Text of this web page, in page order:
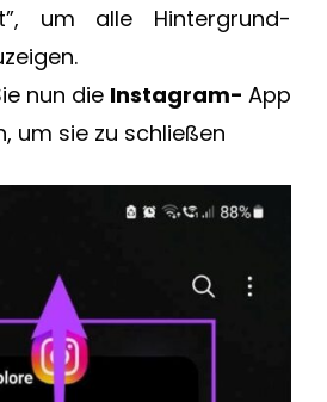
um alle Hintergrund-
nun die Instagram- App
um sie zu schließen